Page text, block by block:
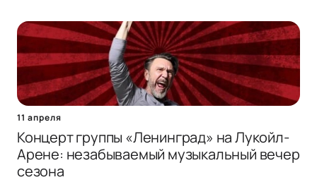
11 апреля
Концерт группы «Ленинград» на Лукойл-
Арене: незабываемый музыкальный вечер
сезона